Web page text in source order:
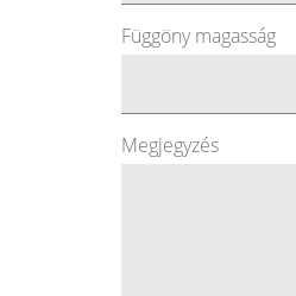
Függöny magasság
Megjegyzés